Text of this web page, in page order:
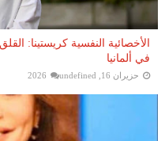
الأخصائية النفسية كريستينا:
في ألمانيا
حزيران 16, 2026 undefined